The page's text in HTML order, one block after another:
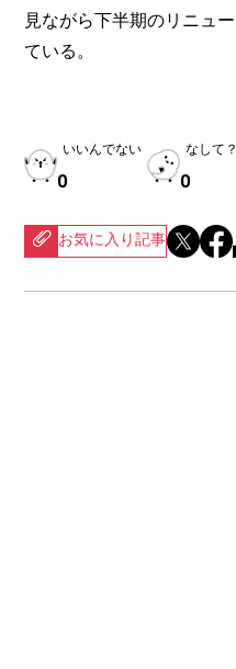
見ながら下半期のリニュ
ている。
いいんでない
0
なして？
0
お気に入り記事